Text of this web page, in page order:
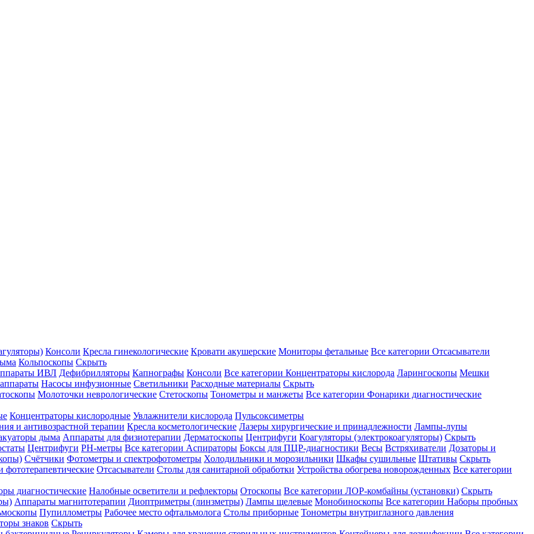
Консоли Кресла гинекологические Кровати акушерские Мониторы фетальные Все категории Отсасыватели
Кольпоскопы Скрыть
ИВЛ Дефибрилляторы Капнографы Консоли Все категории Концентраторы кислорода Ларингоскопы Мешки
Насосы инфузионные Светильники Расходные материалы Скрыть
Молоточки неврологические Стетоскопы Тонометры и манжеты Все категории Фонарики диагностические
Концентраторы кислородные Увлажнители кислорода Пульсоксиметры
и антивозрастной терапии Кресла косметологические Лазеры хирургические и принадлежности Лампы-лупы
дыма Аппараты для физиотерапии Дерматоскопы Центрифуги Коагуляторы (электрокоагуляторы) Скрыть
Центрифуги PH-метры Все категории Аспираторы Боксы для ПЦР-диагностики Весы Встряхиватели Дозаторы и
Счётчики Фотометры и спектрофотометры Холодильники и морозильники Шкафы сушильные Штативы Скрыть
фототерапевтические Отсасыватели Столы для санитарной обработки Устройства обогрева новорожденных Все категории
диагностические Налобные осветители и рефлекторы Отоскопы Все категории ЛОР-комбайны (установки) Скрыть
Аппараты магнитотерапии Диоптриметры (линзметры) Лампы щелевые Монобиноскопы Все категории Наборы пробных
Пупиллометры Рабочее место офтальмолога Столы приборные Тонометры внутриглазного давления
знаков Скрыть